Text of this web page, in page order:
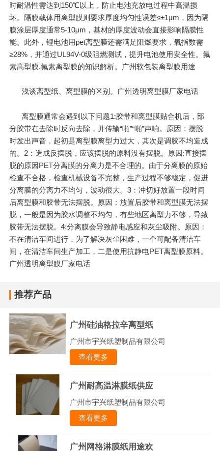
时耐温性需达到150℃以上，防止电池充放电过程中高温损
坏。隔膜载体用离型膜则要求厚度均匀性误差≤±1μm，因为隔
膜涂层厚度通常5-10μm，基材的厚度波动会直接影响隔膜性
能。此外，锂电池用pet离型膜还需满足阻燃要求，氧指数需
≥28%，并通过UL94V-0级阻燃测试，提升电池使用安全性。氟
素高型膜,氟素离型膜的知识解析。广州软包装离型膜用途
浅谈离型纸、离型膜的区别。广州透明离型膜厂家电话
离型膜通常会遇到以下问题1:胶带和离型膜贴合机后，部
分胶带在去除时反向去除，并传输“啪”“啪”声响。原因：摆脱
时发出声音，起初是离型膜离型力过大，其次是调胶不均造成
的。2：造成反摆脱，应该摆脱的原料没有摆脱。原因:直接摆
脱的原因PET分离膜的分离力是不合理的。由于分离膜的原始
检查不合格，检查机械设备不完整，生产过程不够稳定，促进
分离膜的分离力不均匀，波动很大。3：冲切好放置一段时间
后离型膜和胶带无法摆脱。原因：放置后胶带和离型膜无法摆
脱，一般是因为胶水调整不均匀，有些地区离型力不够，导致
胶带无法摆脱。4:分离膜会导致静电感应和灰尘吸附。原因：
不在清洁车间进行，为了解决灰尘困难，一个可配备清洁车
间，在清洁车间生产加工，二是使用抗静电PET离型膜原料。
广州透明离型膜厂家电话
推荐产品
广州硅油格拉辛离型纸
广州市宇兴纸塑制品有限公司
查看更多
广州耐高温淋膜纸供应
广州市宇兴纸塑制品有限公司
查看更多
广州网格淋膜纸用途欢